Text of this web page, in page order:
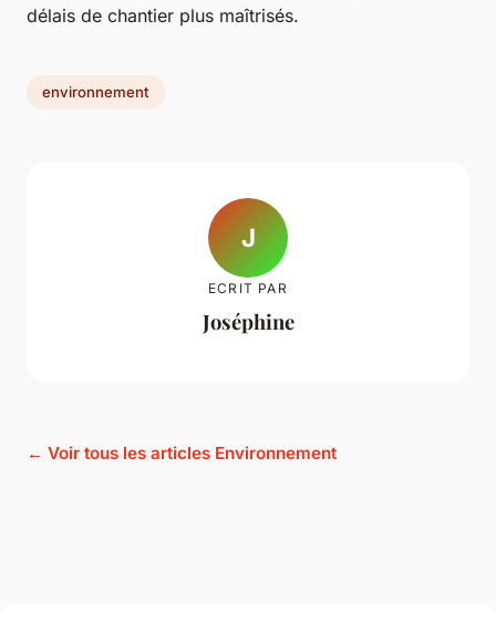
délais de chantier plus maîtrisés.
environnement
J
ECRIT PAR
Joséphine
← Voir tous les articles Environnement